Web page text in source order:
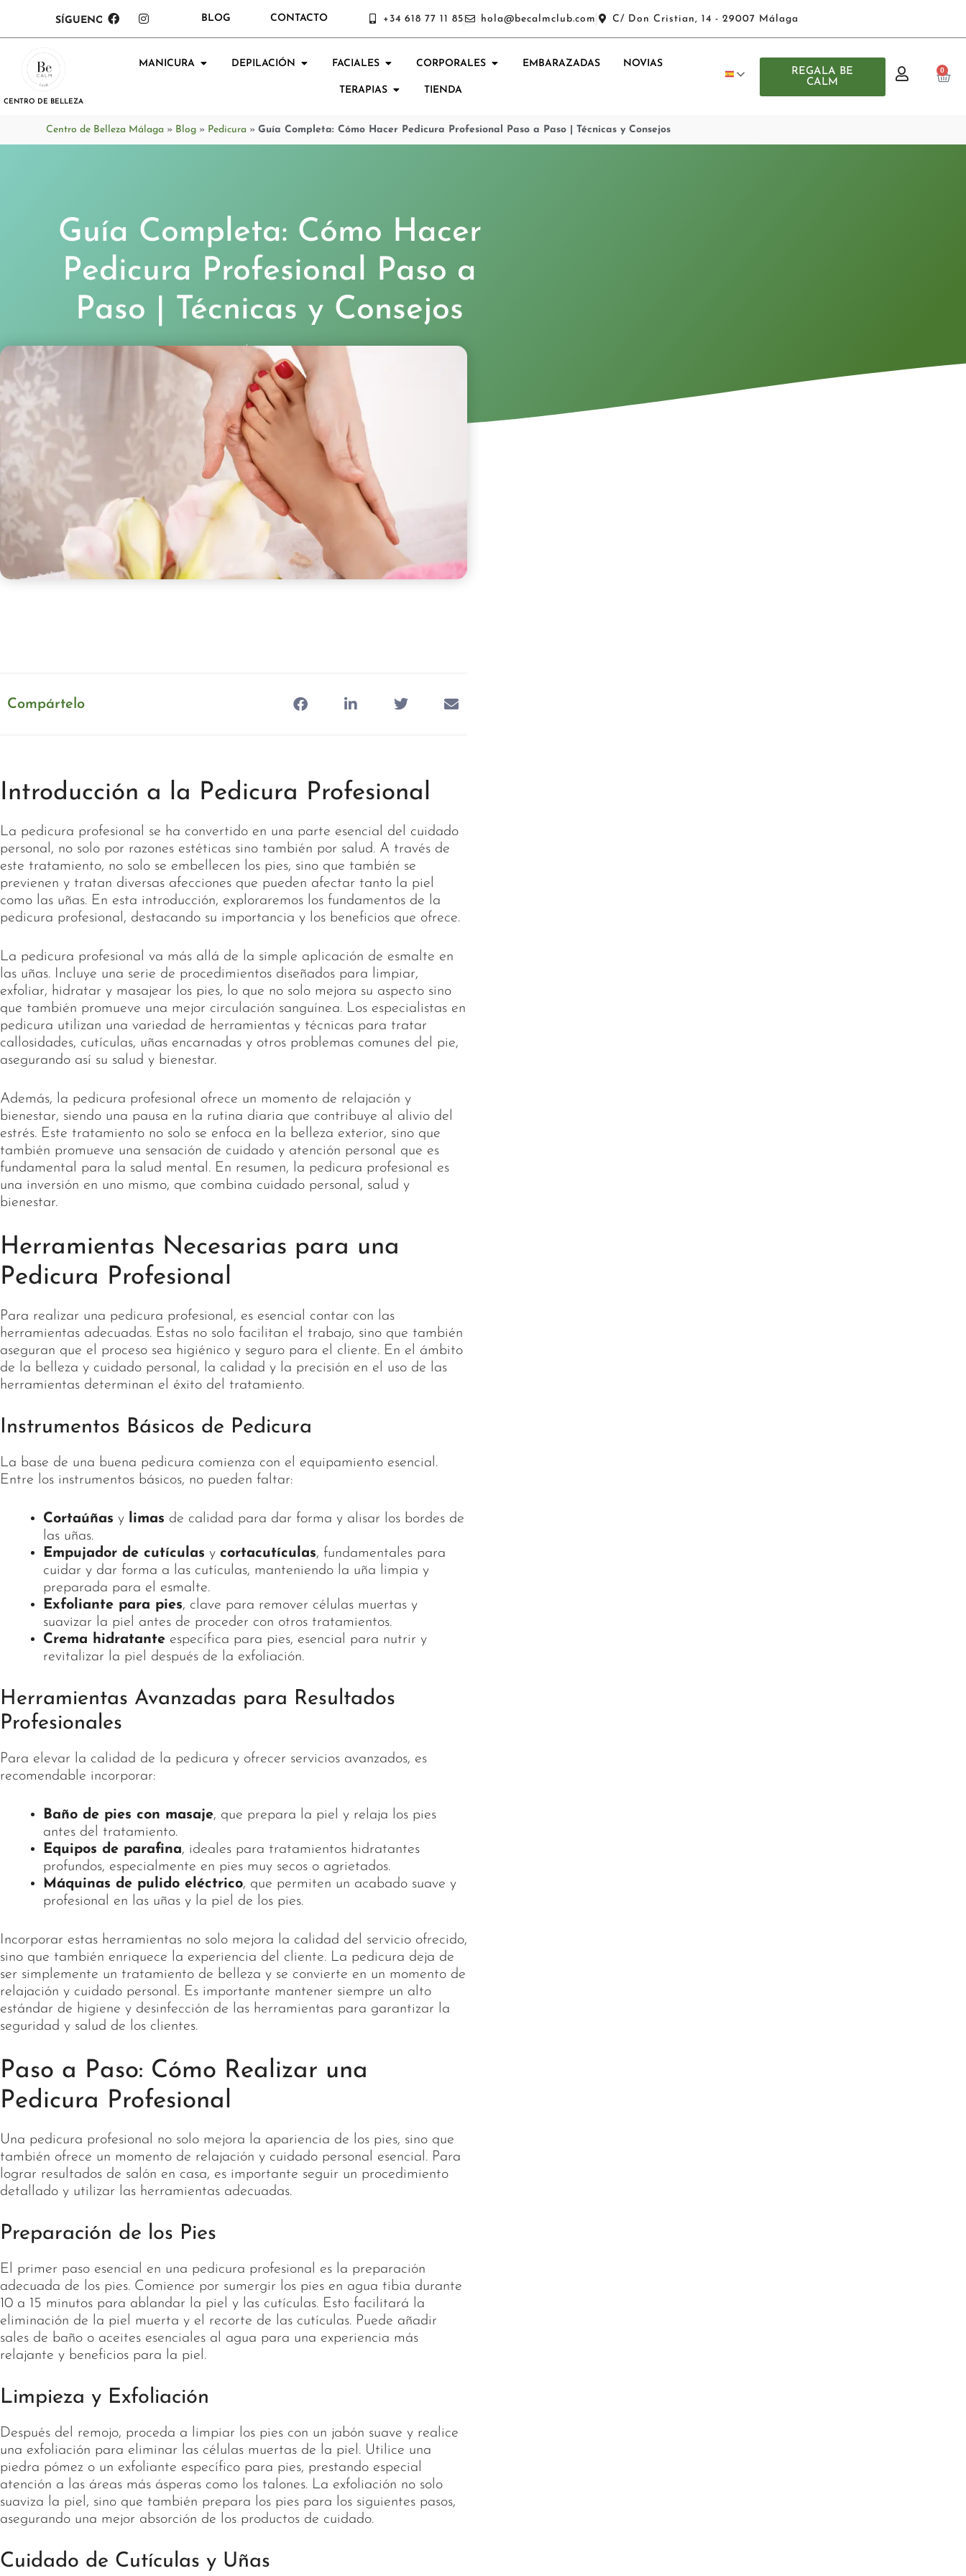
SÍGUENOS: BLOG CONTACTO +34 618 77 11 85 hola@becalmclub.com C/ Don Cristian, 14 - 29007 Málaga
CENTRO DE BELLEZA
MANICURA DEPILACIÓN FACIALES CORPORALES EMBARAZADAS NOVIAS
TERAPIAS TIENDA
REGALA BE
CALM
0
Centro de Belleza Málaga » Blog» Pedicura » Guía Completa: Cómo Hacer Pedicura Profesional Paso a Paso | Técnicas y Consejos
Guía Completa: Cómo Hacer
Pedicura Profesional Paso a
Paso | Técnicas y Consejos
Becalm octubre 2, 2025
Compártelo
Introducción a la Pedicura Profesional
La pedicura profesional se ha convertido en una parte esencial del cuidado
personal, no solo por razones estéticas sino también por salud. A través de
este tratamiento, no solo se embellecen los pies, sino que también se
previenen y tratan diversas afecciones que pueden afectar tanto la piel
como las uñas. En esta introducción, exploraremos los fundamentos de la
pedicura profesional, destacando su importancia y los beneficios que ofrece.
La pedicura profesional va más allá de la simple aplicación de esmalte en
las uñas. Incluye una serie de procedimientos diseñados para limpiar,
exfoliar, hidratar y masajear los pies, lo que no solo mejora su aspecto sino
que también promueve una mejor circulación sanguínea. Los especialistas en
pedicura utilizan una variedad de herramientas y técnicas para tratar
callosidades, cutículas, uñas encarnadas y otros problemas comunes del pie,
asegurando así su salud y bienestar.
Además, la pedicura profesional ofrece un momento de relajación y
bienestar, siendo una pausa en la rutina diaria que contribuye al alivio del
estrés. Este tratamiento no solo se enfoca en la belleza exterior, sino que
también promueve una sensación de cuidado y atención personal que es
fundamental para la salud mental. En resumen, la pedicura profesional es
una inversión en uno mismo, que combina cuidado personal, salud y
bienestar.
Herramientas Necesarias para una
Pedicura Profesional
Para realizar una pedicura profesional, es esencial contar con las
herramientas adecuadas. Estas no solo facilitan el trabajo, sino que también
aseguran que el proceso sea higiénico y seguro para el cliente. En el ámbito
de la belleza y cuidado personal, la calidad y la precisión en el uso de las
herramientas determinan el éxito del tratamiento.
Instrumentos Básicos de Pedicura
La base de una buena pedicura comienza con el equipamiento esencial.
Entre los instrumentos básicos, no pueden faltar:
Cortaúñas y limas de calidad para dar forma y alisar los bordes de
las uñas.
Empujador de cutículas y cortacutículas, fundamentales para
cuidar y dar forma a las cutículas, manteniendo la uña limpia y
preparada para el esmalte.
Exfoliante para pies, clave para remover células muertas y
suavizar la piel antes de proceder con otros tratamientos.
Crema hidratante específica para pies, esencial para nutrir y
revitalizar la piel después de la exfoliación.
Herramientas Avanzadas para Resultados
Profesionales
Para elevar la calidad de la pedicura y ofrecer servicios avanzados, es
recomendable incorporar:
Baño de pies con masaje, que prepara la piel y relaja los pies
antes del tratamiento.
Equipos de parafina, ideales para tratamientos hidratantes
profundos, especialmente en pies muy secos o agrietados.
Máquinas de pulido eléctrico, que permiten un acabado suave y
profesional en las uñas y la piel de los pies.
Incorporar estas herramientas no solo mejora la calidad del servicio ofrecido,
sino que también enriquece la experiencia del cliente. La pedicura deja de
ser simplemente un tratamiento de belleza y se convierte en un momento de
relajación y cuidado personal. Es importante mantener siempre un alto
estándar de higiene y desinfección de las herramientas para garantizar la
seguridad y salud de los clientes.
Paso a Paso: Cómo Realizar una
Pedicura Profesional
Una pedicura profesional no solo mejora la apariencia de los pies, sino que
también ofrece un momento de relajación y cuidado personal esencial. Para
lograr resultados de salón en casa, es importante seguir un procedimiento
detallado y utilizar las herramientas adecuadas.
Preparación de los Pies
El primer paso esencial en una pedicura profesional es la preparación
adecuada de los pies. Comience por sumergir los pies en agua tibia durante
10 a 15 minutos para ablandar la piel y las cutículas. Esto facilitará la
eliminación de la piel muerta y el recorte de las cutículas. Puede añadir
sales de baño o aceites esenciales al agua para una experiencia más
relajante y beneficios para la piel.
Limpieza y Exfoliación
Después del remojo, proceda a limpiar los pies con un jabón suave y realice
una exfoliación para eliminar las células muertas de la piel. Utilice una
piedra pómez o un exfoliante específico para pies, prestando especial
atención a las áreas más ásperas como los talones. La exfoliación no solo
suaviza la piel, sino que también prepara los pies para los siguientes pasos,
asegurando una mejor absorción de los productos de cuidado.
Cuidado de Cutículas y Uñas